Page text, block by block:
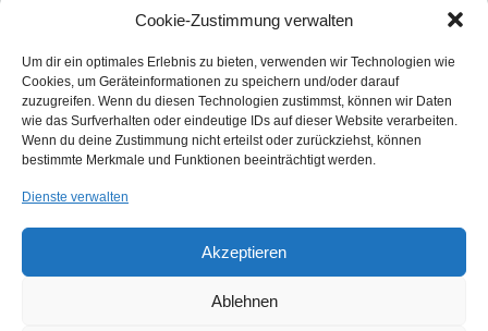
Cookie-Zustimmung verwalten
Um dir ein optimales Erlebnis zu bieten, verwenden wir Technologien wie
Cookies, um Geräteinformationen zu speichern und/oder darauf
zuzugreifen. Wenn du diesen Technologien zustimmst, können wir Daten
wie das Surfverhalten oder eindeutige IDs auf dieser Website verarbeiten.
Wenn du deine Zustimmung nicht erteilst oder zurückziehst, können
bestimmte Merkmale und Funktionen beeinträchtigt werden.
Dienste verwalten
Akzeptieren
Ablehnen